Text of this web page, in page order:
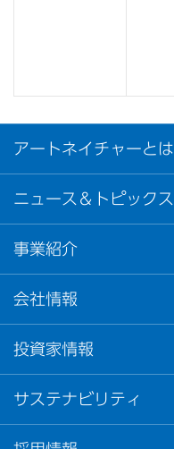
アートネイチャーとは
ニュース＆トピックス
事業紹介
会社情報
投資家情報
サステナビリティ